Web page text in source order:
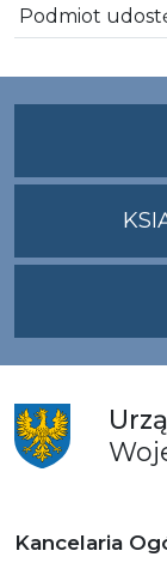
Podmiot
Kancelaria